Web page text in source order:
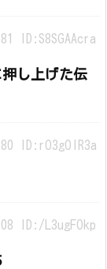
ID:S8SGAAcra
し上げた伝
ID:rO3gOIR3a
ID:/L3ugFOkp